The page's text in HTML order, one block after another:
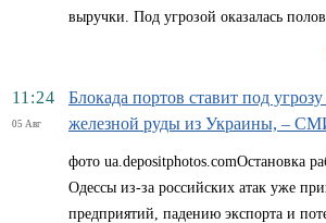
выручки. Под угрозой оказалась
11:24
05 Авг
Блокада портов ставит под
железной руды из Украины, –
фото ua.depositphotos.comОстановка
Одессы из-за российских атак уже
предприятий, падению экспорта и